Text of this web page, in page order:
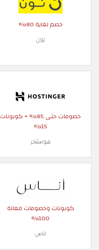
خصم لغاية 80%
نون
خصومات حتى 85% + كوبونات
15%
هوستنجر
كوبونات وخصومات فعالة
100%
اناس